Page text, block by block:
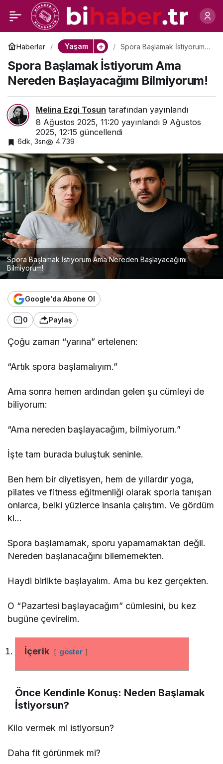
Haberler Yaşam
Spora Başlamak İstiyorum
Başlayacağımı Bilmiyorum!
Spora Başlamak İstiyorum Ama
Nereden Başlayacağımı Bilmiyorum!
Melina Ezgi Tosun tarafından yayınlandı
8 Ağustos 2025, 11:20 yayınlandı 9 Ağustos
2025, 12:15 güncellendi
6dk, 3sn 4.739
Spora Başlamak İstiyorum Ama Nereden Başlayacağımı
Bilmiyorum!
Google'da Abone Ol
0 Paylaş
Çoğu zaman “yarına” ertelenen:
“Artık spora başlamalıyım.”
Ama sonra hemen ardından gelen şu cümleyi de
biliyorum:
“Ama nereden başlayacağım, bilmiyorum.”
İşte tam burada buluştuk seninle.
Ben hem bir diyetisyen, hem de yıllardır yoga,
pilates ve fitness eğitmenliği olarak sporla tanışan
onlarca, belki yüzlerce insanla çalıştım. Ve gördüm
ki…
Spora başlamamak, sporu yapamamaktan değil.
Nereden başlanacağını bilememekten.
Haydi birlikte başlayalım. Ama bu kez gerçekten.
O “Pazartesi başlayacağım” cümlesini, bu kez
bugüne çevirelim.
İçerik göster
Önce Kendinle Konuş: Neden Başlamak
İstiyorsun?
Kilo vermek mi istiyorsun?
Daha fit görünmek mi?
Dijital Çağın İlişkileri:
Tüketen 6 Davranış
Biçimi
0 Paylaş